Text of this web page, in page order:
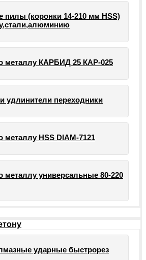
пилы (коронки 14-210 мм HSS)
металлу КАРБИД 25 КАР-025
удлинители переходники
металлу HSS DIAM-7121
металлу универсальные 80-220
ударные быстрорез